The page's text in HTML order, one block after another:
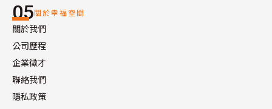
05關於幸福空間
關於我們
公司歷程
企業徵才
聯絡我們
隱私政策